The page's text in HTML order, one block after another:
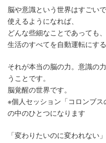
脳や意識という世界はすごい
使えるようになれば、
どんな些細なことであっても、
生活のすべてを自動運転にす
それが本当の脳の力。意識の
うことです。
脳覚醒の世界です。
※個人セッション「コロンブ
の中のひとつになります
「変わりたいのに変われない